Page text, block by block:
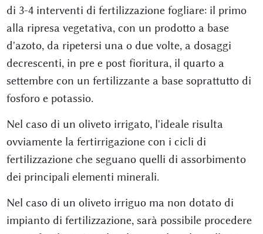
di 3-4 interventi di fertilizzazione fogliare: il primo
alla ripresa vegetativa, con un prodotto a base
d'azoto, da ripetersi una o due volte, a dosaggi
decrescenti, in pre e post fioritura, il quarto a
settembre con un fertilizzante a base soprattutto di
fosforo e potassio.
Nel caso di un oliveto irrigato, l'ideale risulta
ovviamente la fertirrigazione con i cicli di
fertilizzazione che seguano quelli di assorbimento
dei principali elementi minerali.
Nel caso di un oliveto irriguo ma non dotato di
impianto di fertilizzazione, sarà possibile procedere